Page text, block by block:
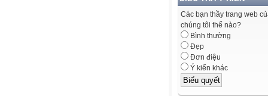
Các bạn thầy trang web
chúng tôi thế nào?
Bình thường
Đẹp
Đơn điệu
Ý kiến khác